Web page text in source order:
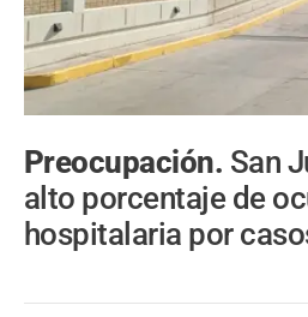
Preocupación. San
alto porcentaje de
hospitalaria por